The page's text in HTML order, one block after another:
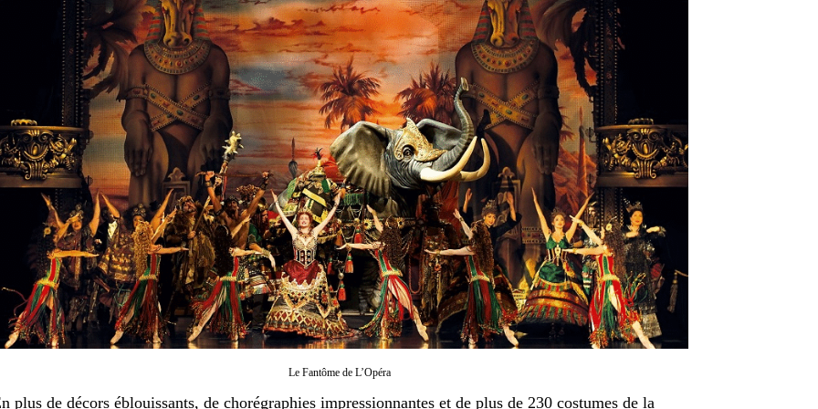
Le Fantôme de L’Opéra
plus de décors éblouissants, de chorégraphies impressionnantes et de plus de 230 costumes de la